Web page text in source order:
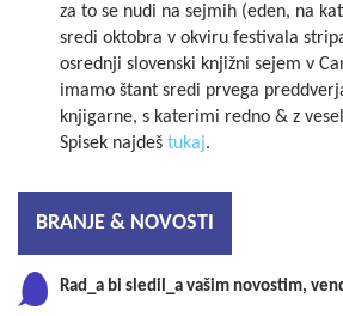
za to se nudi na sejmih (eden, na
sredi oktobra v okviru festivala
osrednji slovenski knjižni sejem v
imamo štant sredi prvega
knjigarne, s katerimi redno & z
Spisek najdeš tukaj.
BRANJE & NOVOSTI
Rad_a bi sledil_a vašim novostim,